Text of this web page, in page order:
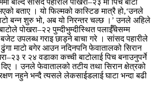
बोल्दै सांसद पहारीले पोखरा–२३ मा पिच बाटो
बताए । यो फिल्मको कास्टिङ मात्रै हो,‘उनले
बन्न शुरु भो, अब यो निरन्तर चल्छ ।’ उनले अहिले
पोखरा–२२ पुम्दीभुम्दीस्थित पलाईँचेसम्म
उपलब्ध गराइ छाड्ने बाचा गरे । सांसद पहारीले
माटो बगेर आउन नदिनपनि फेवातालको सिरान
र २४ वडाका कच्ची बाटोलाई पिच बनाउनुपर्ने
। उनले फेवातालको तटीय तथा सिरान क्षेत्रको
नहुने भन्दै त्यसले लेकसाईडलाई घाटा भन्दा बढी